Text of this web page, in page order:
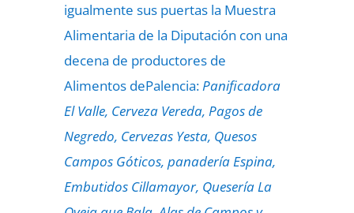
igualmente sus puertas la Muestra
Alimentaria de la Diputación con una
decena de productores de
Alimentos dePalencia:Panificadora
El Valle, Cerveza Vereda, Pagos de
Negredo, Cervezas Yesta, Quesos
Campos Góticos, panadería Espina,
Embutidos Cillamayor, Quesería La